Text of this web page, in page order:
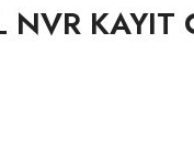
KAYIT